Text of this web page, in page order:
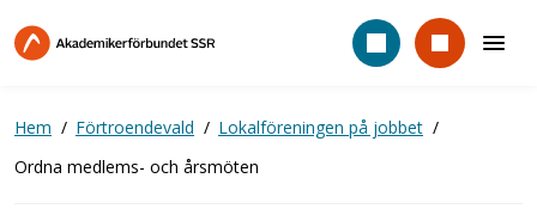
till
Hem Förtroendevald
Lokalföreningen på jobbet
Ordna medlems- och årsmöten